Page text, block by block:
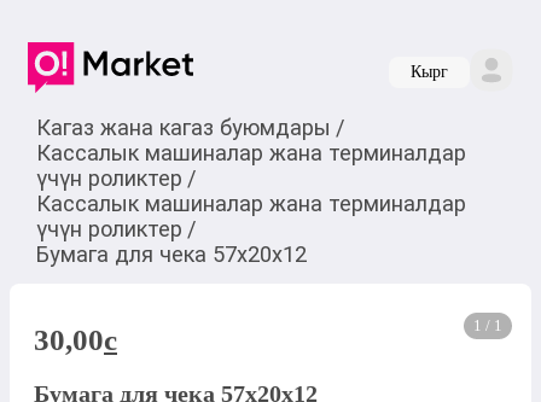
Кырг
Кагаз жана кагаз буюмдары /
Кассалык машиналар жана терминалдар
үчүн роликтер /
Кассалык машиналар жана терминалдар
үчүн роликтер /
Бумага для чека 57х20х12
1 / 1
30,00c
Бумага для чека 57х20х12